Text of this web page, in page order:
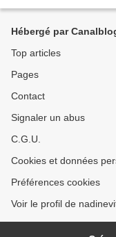
Hébergé par
Top articles
Pages
Contact
Signaler un abus
C.G.U.
Cookies et données
Préférences cookies
Voir le profil de